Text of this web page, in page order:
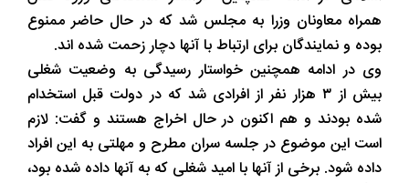
همراه معاونان وزرا به مجلس شد که در حال حاضر ممنوع
بوده و نمایندگان برای ارتباط با آنها دچار زحمت شده اند.
وی در ادامه همچنین خواستار رسیدگی به وضعیت شغلی
بیش از ۳ هزار نفر از افرادی شد که در دولت قبل استخدام
شده بودند و هم اکنون در حال اخراج هستند و گفت: لازم
است این موضوع در جلسه سران مطرح و مهلتی به این افراد
داده شود. برخی از آنها با امید شغلی که به آنها داده شده بود،